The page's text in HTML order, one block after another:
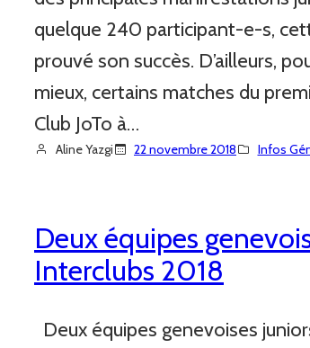
quelque 240 participant-e-s,
prouvé son succès. D’ailleurs,
mieux, certains matches du
Club JoTo à…
Aline Yazgi 22 novembre 2018 Infos
Deux équipes
Interclubs 2018
Deux équipes genevoises